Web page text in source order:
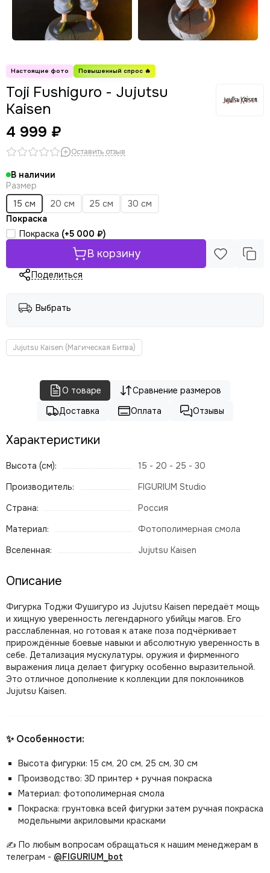
Toji Fushiguro - Jujutsu
Kaisen
4 999 ₽
Оставить отзыв
В наличии
Размер
15 см
20 см 25 см
30 см
Покраска
Покраска (+5 000 ₽)
В корзину
Поделиться
Выбрать
Jujutsu Kaisen (Магическая Битва)
О товаре
Сравнение размеров
Доставка
Оплата Отзывы
Характеристики
Высота (см):
15 - 20 - 25 - 30
Производитель:
FIGURIUM Studio
Страна:
Россия
Материал:
Фотополимерная смола
Вселенная:
Jujutsu Kaisen
Описание
Фигурка Тоджи Фушигуро из Jujutsu Kaisen передаёт мощь
и хищную уверенность легендарного убийцы магов. Его
расслабленная, но готовая к атаке поза подчёркивает
прирождённые боевые навыки и абсолютную уверенность в
себе. Детализация мускулатуры, оружия и фирменного
выражения лица делает фигурку особенно выразительной.
Это отличное дополнение к коллекции для поклонников
Jujutsu Kaisen.
✨ Особенности:
Высота фигурки: 15 см, 20 см, 25 см, 30 см
Производство: 3D принтер + ручная покраска
Материал: фотополимерная смола
Покраска: грунтовка всей фигурки затем ручная покраска
модельными акриловыми красками
✍️ По любым вопросам обращаться к нашим менеджерам в
телеграм - @FIGURIUM_bot